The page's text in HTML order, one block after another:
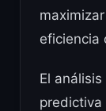
eficiencia
El
predictiva